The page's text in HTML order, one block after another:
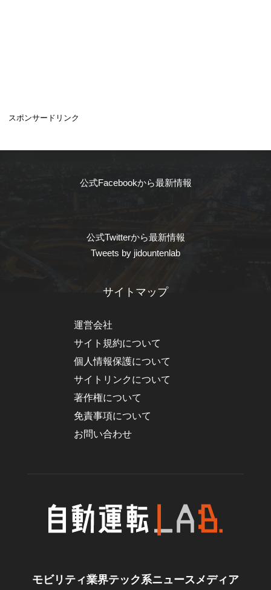
スポンサードリンク
公式Facebookから最新情報
公式Twitterから最新情報
Tweets by jidountenlab
サイトマップ
運営会社
サイト規約について
個人情報保護について
サイトリンクについて
著作権について
免責事項について
お問い合わせ
モビリティ業界テック系ニュースメディア